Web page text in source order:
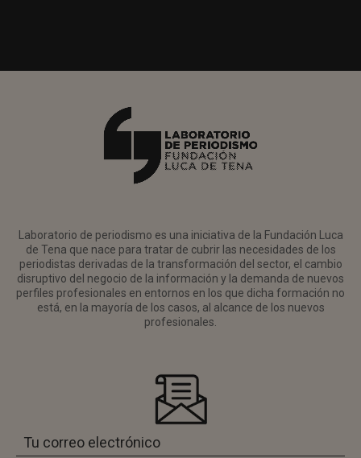
Laboratorio de periodismo es una iniciativa de la Fundación Luca
de Tena que nace para tratar de cubrir las necesidades de los
periodistas derivadas de la transformación del sector, el cambio
disruptivo del negocio de la información y la demanda de nuevos
perfiles profesionales en entornos en los que dicha formación no
está, en la mayoría de los casos, al alcance de los nuevos
profesionales.